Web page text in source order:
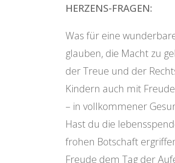
HERZENS-FRAGEN:
Was für eine
glauben, die Macht zu
der Treue und der
Kindern auch mit
– in vollkommener
Hast du die
frohen Botschaft
Freude dem Tag der